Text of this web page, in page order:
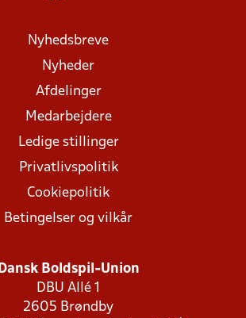
Nyhedsbreve
Nyheder
Afdelinger
Medarbejdere
Ledige stillinger
Privatlivspolitik
Cookiepolitik
Betingelser og vilkår
Dansk Boldspil-Union
DBU Allé 1
2605 Brøndby